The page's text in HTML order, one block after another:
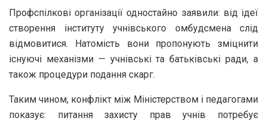
Профспілкові організації одностайно заявили: від ідеї
створення інституту учнівського омбудсмена слід
відмовитися. Натомість вони пропонують зміцнити
існуючі механізми — учнівські та батьківські ради, а
також процедури подання скарг.
Таким чином, конфлікт між Міністерством і педагогами
показує: питання захисту прав учнів потребує